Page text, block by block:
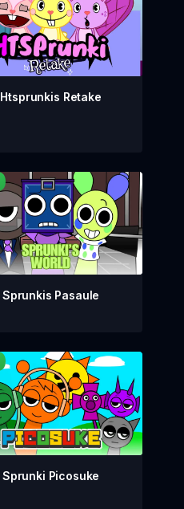
Htsprunkis Retake
Sprunkis Pasaule
Sprunki Picosuke